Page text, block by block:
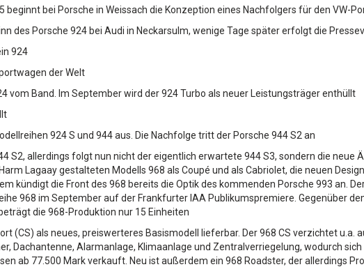
bei Porsche in Weissach die Konzeption eines Nachfolgers für den VW-
des Porsche 924 bei Audi in Neckarsulm, wenige Tage später erfolgt die
924
der Welt
vom Band. Im September wird der 924 Turbo als neuer Leistungsträger enthüllt
924 S und 944 aus. Die Nachfolge tritt der Porsche 944 S2 an
S2, allerdings folgt nun nicht der eigentlich erwartete 944 S3, sondern die neue
Lagaay gestalteten Modells 968 als Coupé und als Cabriolet, die neuen
kündigt die Front des 968 bereits die Optik des kommenden Porsche 993 an.
968 im September auf der Frankfurter IAA Publikumspremiere. Gegenüber
die 968-Produktion nur 15 Einheiten
(CS) als neues, preiswerteres Basismodell lieferbar. Der 968 CS verzichtet u.a.
Dachantenne, Alarmanlage, Klimaanlage und Zentralverriegelung, wodurch
ab 77.500 Mark verkauft. Neu ist außerdem ein 968 Roadster, der allerdings